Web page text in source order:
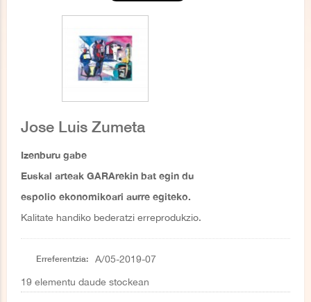
Jose Luis Zumeta
Izenburu gabe
Euskal arteak GARArekin bat egin du
espolio ekonomikoari aurre egiteko.
Kalitate handiko bederatzi erreprodukzio.
Erreferentzia: A/05-2019-07
19 elementu daude stockean